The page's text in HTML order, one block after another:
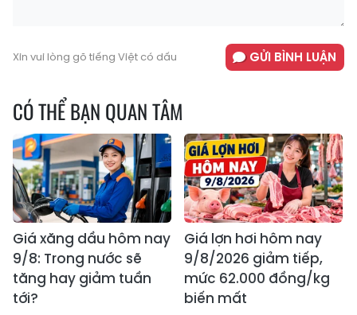
Xin vui lòng gõ tiếng Việt có dấu GỬI BÌNH LUẬN
CÓ THỂ BẠN QUAN TÂM
Giá xăng dầu hôm nay
9/8: Trong nước sẽ
tăng hay giảm tuần
tới?
Giá lợn hơi hôm nay
9/8/2026 giảm tiếp,
mức 62.000 đồng/kg
biến mất